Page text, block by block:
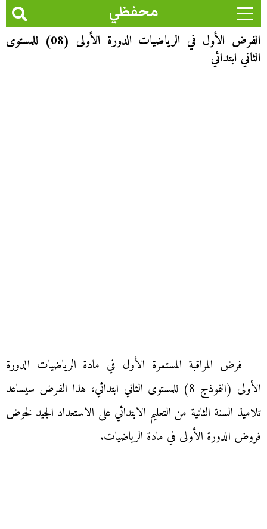
محفظي
الفرض الأول في الرياضيات الدورة الأولى (08) للمستوى
الثاني ابتدائي
فرض المراقبة المستمرة الأول في مادة الرياضيات الدورة
الأولى (النموذج 8) للمستوى الثاني ابتدائي، هذا الفرض سيساعد
تلاميذ السنة الثانية من التعليم الابتدائي على الاستعداد الجيد لخوض
فروض الدورة الأولى في مادة الرياضيات.